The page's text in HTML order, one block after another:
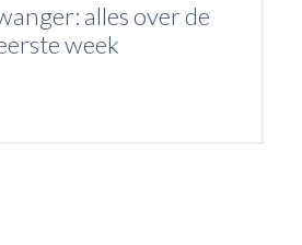
alles over de
week